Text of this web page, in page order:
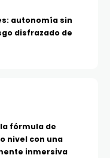
autonomía sin
disfrazado de
fórmula de
nivel con una
inmersiva